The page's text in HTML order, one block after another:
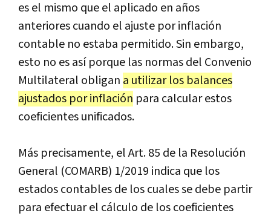
es el mismo que el aplicado en años
anteriores cuando el ajuste por inflación
contable no estaba permitido. Sin embargo,
esto no es así porque las normas del Convenio
Multilateral obligan a utilizar los balances
ajustados por inflación para calcular estos
coeficientes unificados.
Más precisamente, el Art. 85 de la Resolución
General (COMARB) 1/2019 indica que los
estados contables de los cuales se debe partir
para efectuar el cálculo de los coeficientes